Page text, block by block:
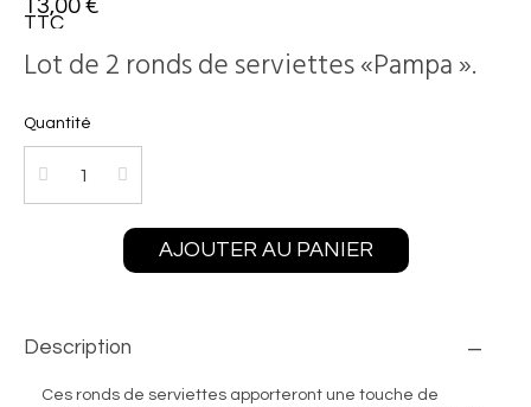
13,00 €
TTC
Lot de 2 ronds de serviettes «Pampa ».
Quantité
AJOUTER AU PANIER
Description
Ces ronds de serviettes apporteront une touche de